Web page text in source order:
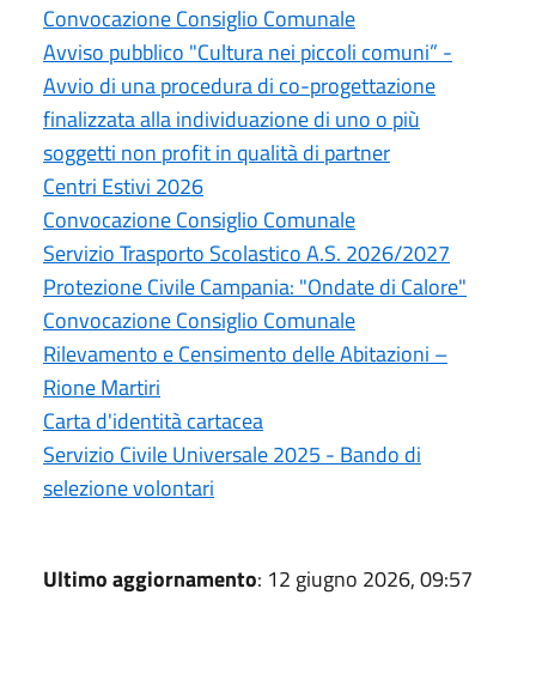
Convocazione Consiglio Comunale
Avviso pubblico "Cultura nei piccoli comuni” -
Avvio di una procedura di co-progettazione
finalizzata alla individuazione di uno o più
soggetti non profit in qualità di partner
Centri Estivi 2026
Convocazione Consiglio Comunale
Servizio Trasporto Scolastico A.S. 2026/2027
Protezione Civile Campania: "Ondate di Calore"
Convocazione Consiglio Comunale
Rilevamento e Censimento delle Abitazioni –
Rione Martiri
Carta d'identità cartacea
Servizio Civile Universale 2025 - Bando di
selezione volontari
Ultimo aggiornamento: 12 giugno 2026, 09:57